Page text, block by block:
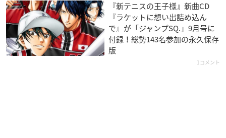
『新テニスの王子様』新曲CD
『ラケットに想い出詰め込ん
で』が「ジャンプSQ.」9月号に
付録！総勢143名参加の永久保存
版
1コメント